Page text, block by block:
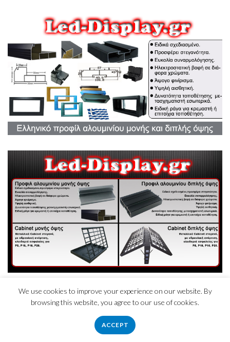
We use cookies to improve your experience on our website. By
browsing this website, you agree to our use of cookies.
ACCEPT